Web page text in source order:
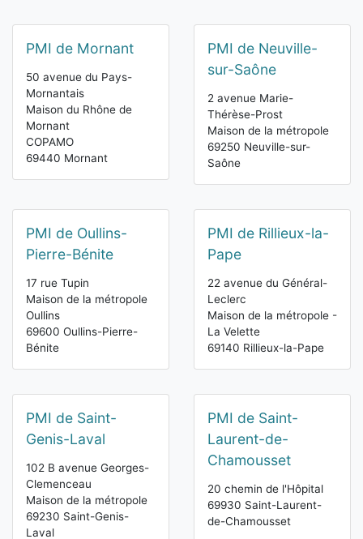
PMI de Mornant
50 avenue du Pays-
Mornantais
Maison du Rhône de
Mornant
COPAMO
69440 Mornant
PMI de Neuville-
sur-Saône
2 avenue Marie-
Thérèse-Prost
Maison de la métropole
69250 Neuville-sur-
Saône
PMI de Oullins-
Pierre-Bénite
17 rue Tupin
Maison de la métropole
Oullins
69600 Oullins-Pierre-
Bénite
PMI de Rillieux-la-
Pape
22 avenue du Général-
Leclerc
Maison de la métropole -
La Velette
69140 Rillieux-la-Pape
PMI de Saint-
Genis-Laval
102 B avenue Georges-
Clemenceau
Maison de la métropole
69230 Saint-Genis-
Laval
PMI de Saint-
Laurent-de-
Chamousset
20 chemin de l'Hôpital
69930 Saint-Laurent-
de-Chamousset